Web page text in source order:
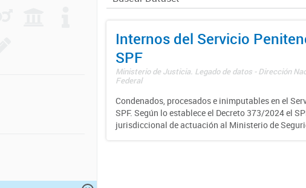
Internos del Servicio
SPF
Ministerio de Justicia. Legado de datos - Dirección
Federal
Condenados, procesados e inimputables en el
SPF. Según lo establece el Decreto 373/2024 el
jurisdiccional de actuación al Ministerio de